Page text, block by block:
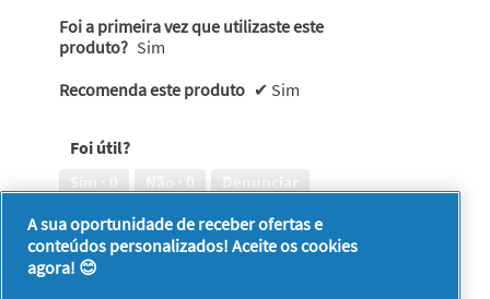
Foi a primeira vez que utilizaste este
produto? Sim
Recomenda este produto ✔ Sim
Foi útil?
Sim · 0 Não · 0 Denunciar
1–8 de 185 análises
Anterior
◄
A sua oportunidade de receber ofertas e
conteúdos personalizados! Aceite os cookies
agora! 😊